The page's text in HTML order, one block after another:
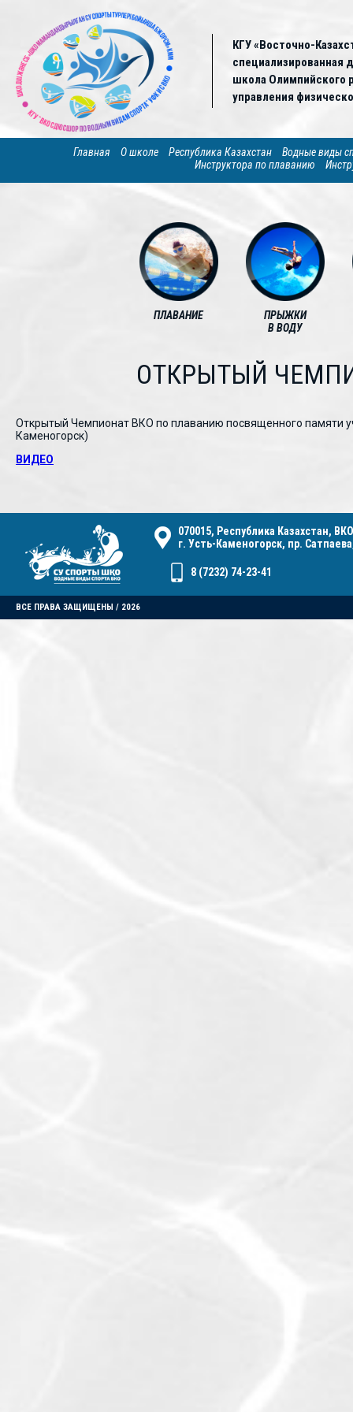
КГУ «Восточно-
специализированная
школа Олимпийского
управления
Главная О школе Республика Казахстан
Водные виды
Инструктора по плаванию
ПЛАВАНИЕ
ПРЫЖКИ
В ВОДУ
ОТКРЫТЫЙ
Открытый Чемпионат ВКО по плаванию посвященного памяти
Каменогорск)
ВИДЕО
070015, Республика Казахстан,
г. Усть-Каменогорск, пр.
8 (7232) 74-23-41
ВСЕ ПРАВА ЗАЩИЩЕНЫ / 2026